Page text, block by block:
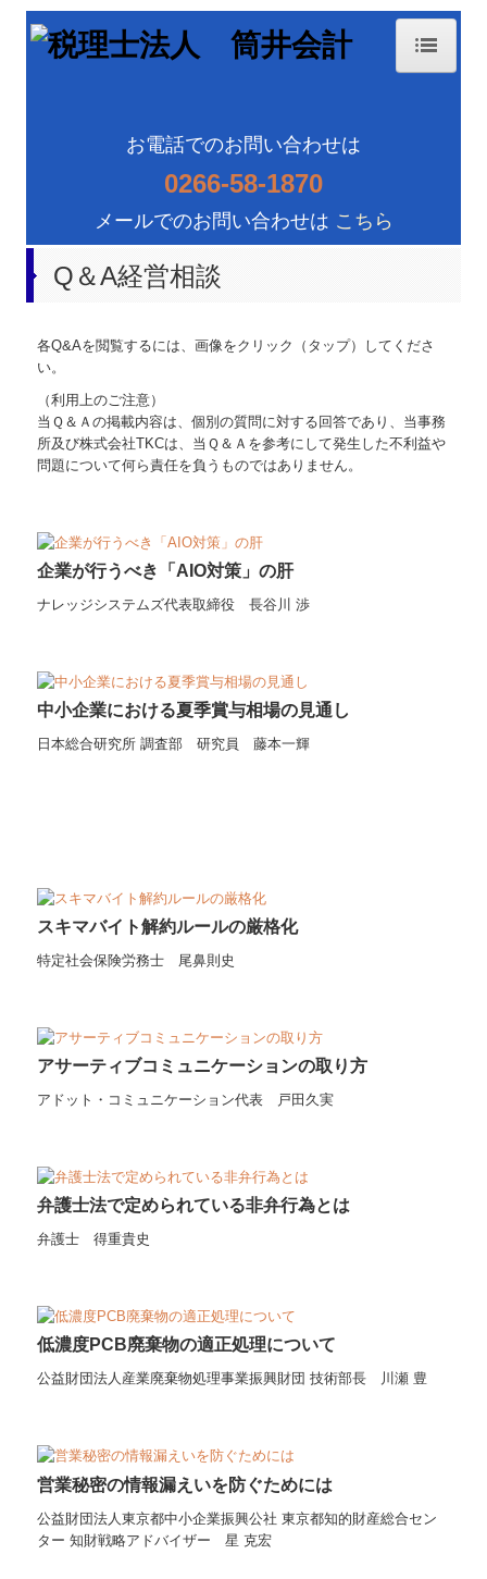
交通案内
業務案内
リンク集
お問合せ
補助金・助成金・融資情報
TKCシステムQ&A
経営革新等支援機関とは
お電話でのお問い合わせは
0266-58-1870
メールでのお問い合わせは こちら
Q＆A経営相談
各Q&Aを閲覧するには、画像をクリック（タップ）してくださ
い。
（利用上のご注意）
当Ｑ＆Ａの掲載内容は、個別の質問に対する回答であり、当事務
所及び株式会社TKCは、当Ｑ＆Ａを参考にして発生した不利益や
問題について何ら責任を負うものではありません。
企業が行うべき「AIO対策」の肝
ナレッジシステムズ代表取締役 長谷川 渉
中小企業における夏季賞与相場の見通し
日本総合研究所 調査部 研究員 藤本一輝
スキマバイト解約ルールの厳格化
特定社会保険労務士 尾鼻則史
アサーティブコミュニケーションの取り方
アドット・コミュニケーション代表 戸田久実
弁護士法で定められている非弁行為とは
弁護士 得重貴史
低濃度PCB廃棄物の適正処理について
公益財団法人産業廃棄物処理事業振興財団 技術部長 川瀬 豊
営業秘密の情報漏えいを防ぐためには
公益財団法人東京都中小企業振興公社 東京都知的財産総合セン
ター 知財戦略アドバイザー 星 克宏